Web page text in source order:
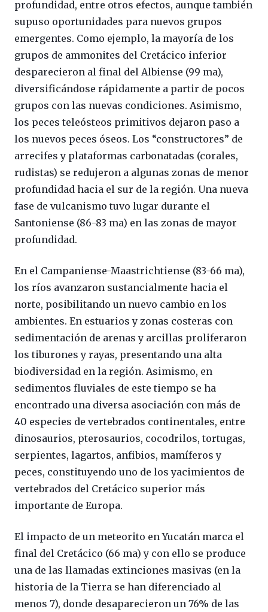
profundidad, entre otros efectos, aunque también
supuso oportunidades para nuevos grupos
emergentes. Como ejemplo, la mayoría de los
grupos de ammonites del Cretácico inferior
desparecieron al final del Albiense (99 ma),
diversificándose rápidamente a partir de pocos
grupos con las nuevas condiciones. Asimismo,
los peces teleósteos primitivos dejaron paso a
los nuevos peces óseos. Los “constructores” de
arrecifes y plataformas carbonatadas (corales,
rudistas) se redujeron a algunas zonas de menor
profundidad hacia el sur de la región. Una nueva
fase de vulcanismo tuvo lugar durante el
Santoniense (86-83 ma) en las zonas de mayor
profundidad.
En el Campaniense-Maastrichtiense (83-66 ma),
los ríos avanzaron sustancialmente hacia el
norte, posibilitando un nuevo cambio en los
ambientes. En estuarios y zonas costeras con
sedimentación de arenas y arcillas proliferaron
los tiburones y rayas, presentando una alta
biodiversidad en la región. Asimismo, en
sedimentos fluviales de este tiempo se ha
encontrado una diversa asociación con más de
40 especies de vertebrados continentales, entre
dinosaurios, pterosaurios, cocodrilos, tortugas,
serpientes, lagartos, anfibios, mamíferos y
peces, constituyendo uno de los yacimientos de
vertebrados del Cretácico superior más
importante de Europa.
El impacto de un meteorito en Yucatán marca el
final del Cretácico (66 ma) y con ello se produce
una de las llamadas extinciones masivas (en la
historia de la Tierra se han diferenciado al
menos 7), donde desaparecieron un 76% de las